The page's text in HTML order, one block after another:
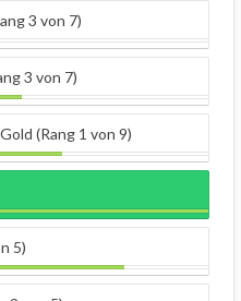
3 von 7)
3 von 7)
(Rang 1 von 9)
5)